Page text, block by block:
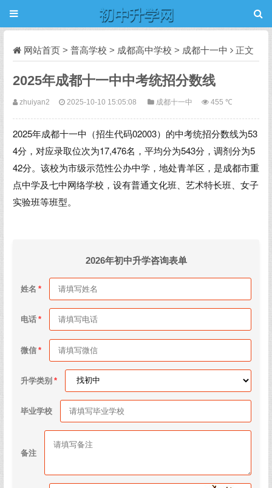
网站首页 > 普高学校 > 成都高中学校 > 成都十一中 正文
2025年成都十一中中考统招分数线
zhuiyan2 2025-10-10 15:05:08 成都十一中 455 ℃
2025年成都十一中（招生代码02003）的中考统招分数线为53
4分 ，对应录取位次为17,476名，平均分为543分，调剂分为5
42分。该校为市级示范性公办中学，地处青羊区，是成都市重
点中学及七中网络学校，设有普通文化班、艺术特长班、女子
实验班等班型。
2026年初中升学咨询表单
姓名
电话
微信
升学类别
毕业学校
备注